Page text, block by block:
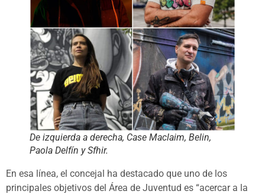
De izquierda a derecha, Case Maclaim, Belin,
Paola Delfín y Sfhir.
En esa línea, el concejal ha destacado que uno de los
principales objetivos del Área de Juventud es “acercar a la